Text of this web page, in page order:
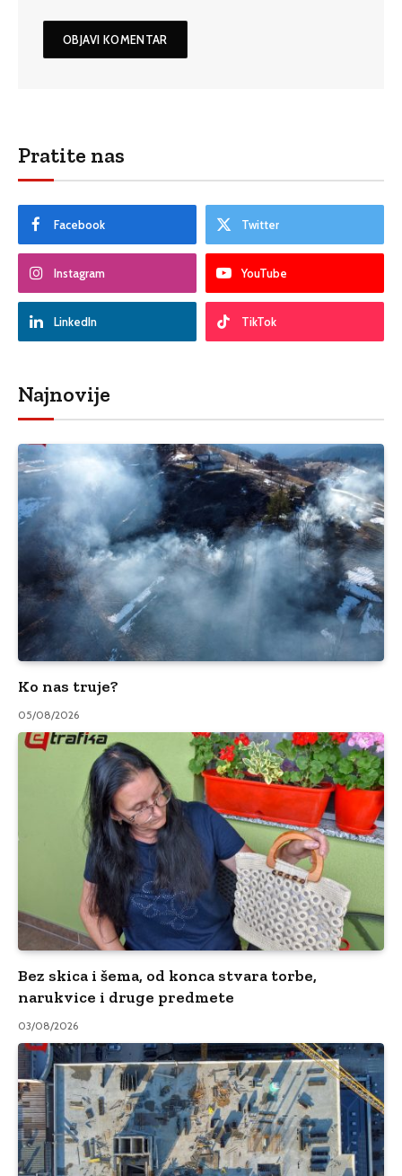
Pratite nas
Facebook Twitter
Instagram YouTube
LinkedIn TikTok
Najnovije
Ko nas truje?
05/08/2026
Bez skica i šema, od konca stvara torbe,
narukvice i druge predmete
03/08/2026